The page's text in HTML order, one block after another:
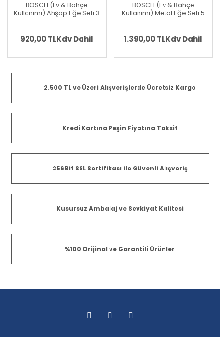
BOSCH (Ev & Bahçe
Kullanımı) Ahşap Eğe Seti 3
920,00 TLKdv Dahil
BOSCH (Ev & Bahçe
Kullanımı) Metal Eğe Seti 5
1.390,00 TLKdv Dahil
2.500 TL ve Üzeri Alışverişlerde Ücretsiz Kargo
Kredi Kartına Peşin Fiyatına Taksit
256Bit SSL Sertifikası ile Güvenli Alışveriş
Kusursuz Ambalaj ve Sevkiyat Kalitesi
%100 Orijinal ve Garantili Ürünler